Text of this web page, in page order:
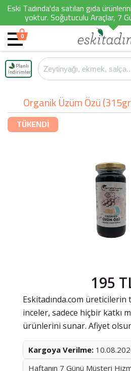
Eski Tadında'da satılan gıda
yoktur. Soğutuculu Araçlar, 7
0
Planlı
İndirimler
Organik Üzüm Özü
TÜKENDİ
195
Eskitadında.com
inceler, sadece hiçbir katkı
ürünlerini sunar. Afiyet
Kargoya Verilme:
Haftanın 7 Günü Müşteri